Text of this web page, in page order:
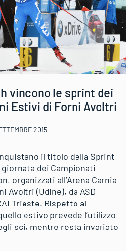
vincono le sprint dei
Estivi di Forni Avoltri
2015
il titolo della Sprint
giornata dei Campionati
, organizzati all’Arena Carnia
Avoltri (Udine), da ASD
Trieste. Rispetto al
estivo prevede l’utilizzo
sci, mentre resta invariato